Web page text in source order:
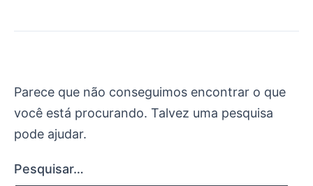
Parece que não conseguimos encontrar o que
você está procurando. Talvez uma pesquisa
pode ajudar.
Pesquisar…